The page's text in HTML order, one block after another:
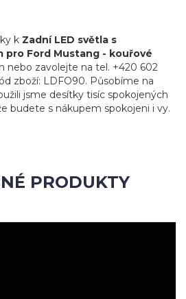
k Zadní LED světla s
pro Ford Mustang - kouřové
nebo zavolejte na tel. +420 602
zboží: LDFO90. Působíme na
jsme desítky tisíc spokojených
budete s nákupem spokojeni i vy.
PRODUKTY